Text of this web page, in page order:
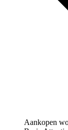
Aankopen